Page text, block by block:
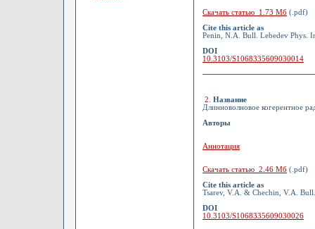
Скачать статью 1.73 Мб (.pdf)
Cite this article as
Penin, N.A. Bull. Lebedev Phys.
DOI
10.3103/S1068335609030014
2
Название
Длинноволновое когерентное
Авторы
Аннотация
Скачать статью 2.46 Мб (.pdf)
Cite this article as
Tsarev, V.A. & Chechin, V.A.
DOI
10.3103/S1068335609030026